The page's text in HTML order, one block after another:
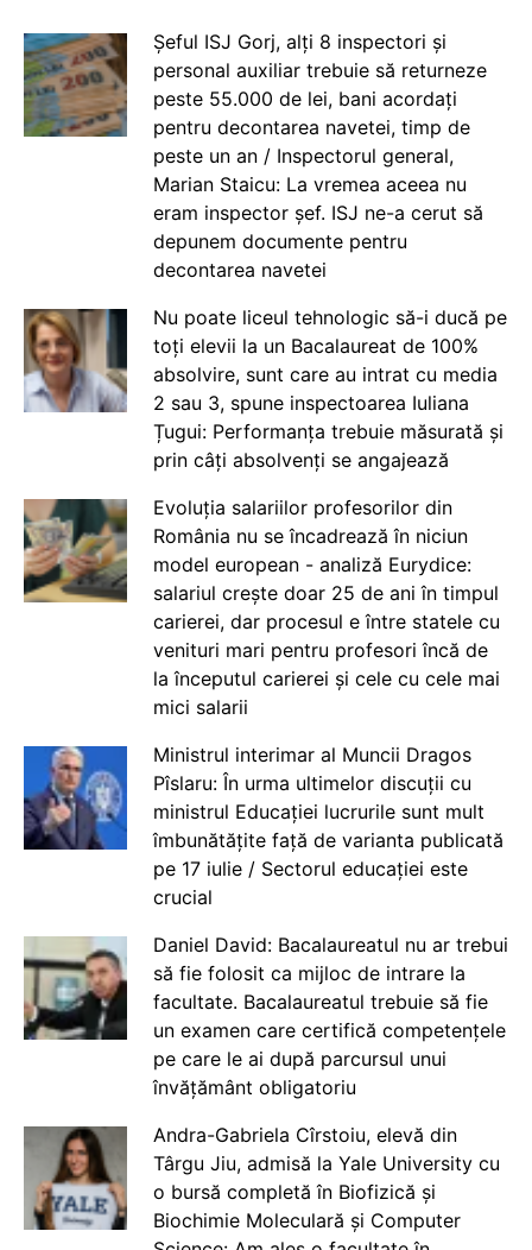
Șeful ISJ Gorj, alți 8 inspectori și
personal auxiliar trebuie să returneze
peste 55.000 de lei, bani acordați
pentru decontarea navetei, timp de
peste un an / Inspectorul general,
Marian Staicu: La vremea aceea nu
eram inspector șef. ISJ ne-a cerut să
depunem documente pentru
decontarea navetei
Nu poate liceul tehnologic să-i ducă pe
toți elevii la un Bacalaureat de 100%
absolvire, sunt care au intrat cu media
2 sau 3, spune inspectoarea Iuliana
Țugui: Performanța trebuie măsurată și
prin câți absolvenți se angajează
Evoluția salariilor profesorilor din
România nu se încadrează în niciun
model european - analiză Eurydice:
salariul crește doar 25 de ani în timpul
carierei, dar procesul e între statele cu
venituri mari pentru profesori încă de
la începutul carierei și cele cu cele mai
mici salarii
Ministrul interimar al Muncii Dragos
Pîslaru: În urma ultimelor discuții cu
ministrul Educației lucrurile sunt mult
îmbunătățite față de varianta publicată
pe 17 iulie / Sectorul educației este
crucial
Daniel David: Bacalaureatul nu ar trebui
să fie folosit ca mijloc de intrare la
facultate. Bacalaureatul trebuie să fie
un examen care certifică competențele
pe care le ai după parcursul unui
învățământ obligatoriu
Andra-Gabriela Cîrstoiu, elevă din
Târgu Jiu, admisă la Yale University cu
o bursă completă în Biofizică și
Biochimie Moleculară și Computer